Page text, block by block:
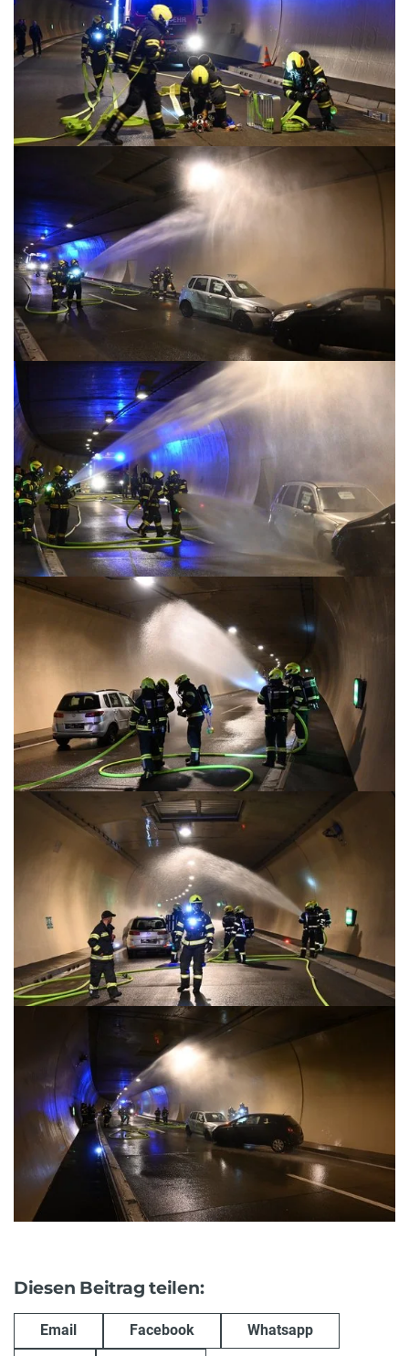
Diesen Beitrag teilen:
Email Facebook Whatsapp